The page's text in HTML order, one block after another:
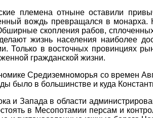
племена отныне оставили
вождь превращался в монарха.
скопления рабов,
жизнь населения наиболее
Только в восточных провинциях
гражданской жизни.
Средиземноморья со времен
было в большинстве и куда
и Запада в области
в Месопотамии персам и